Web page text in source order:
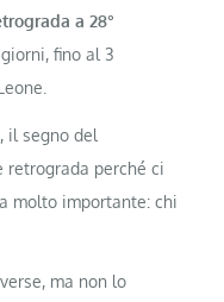
a 28°
fino al 3
il segno del
retrograda perché ci
molto importante: chi
ma non lo